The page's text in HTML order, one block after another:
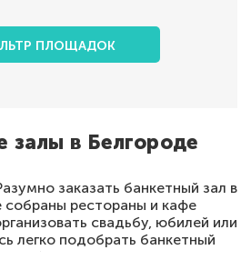
ПЛОЩАДОК
залы в Белгороде
заказать банкетный зал в
собраны рестораны и кафе
свадьбу, юбилей или
легко подобрать банкетный